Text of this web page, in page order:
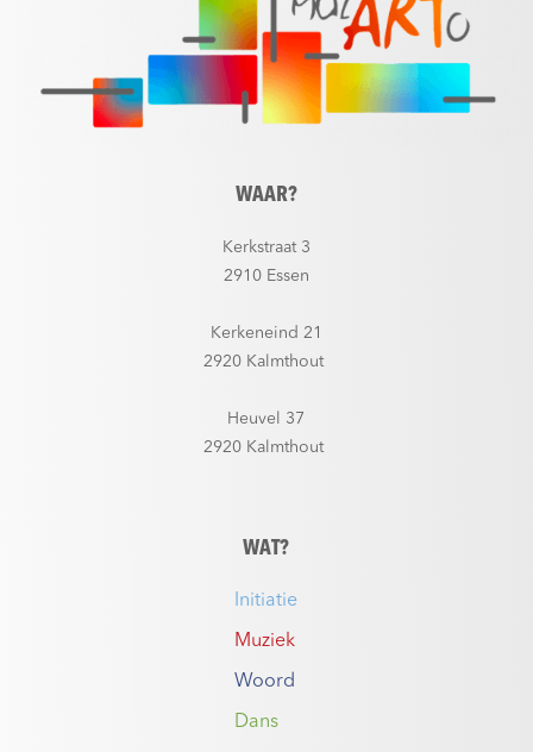
WAAR?
Kerkstraat 3
2910 Essen
Kerkeneind 21
2920 Kalmthout
Heuvel 37
2920 Kalmthout
WAT?
Initiatie
Muziek
Woord
Dans